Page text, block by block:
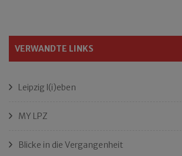
VERWANDTE LINKS
Leipzig l(i)eben
MY LPZ
Blicke in die Vergangenheit